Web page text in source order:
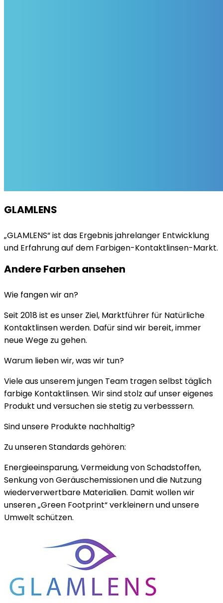
GLAMLENS
„GLAMLENS“ ist das Ergebnis jahrelanger Entwicklung
und Erfahrung auf dem Farbigen-Kontaktlinsen-Markt.
Andere Farben ansehen
Wie fangen wir an?
Seit 2018 ist es unser Ziel, Marktführer für Natürliche
Kontaktlinsen werden. Dafür sind wir bereit, immer
neue Wege zu gehen.
Warum lieben wir, was wir tun?
Viele aus unserem jungen Team tragen selbst täglich
farbige Kontaktlinsen. Wir sind stolz auf unser eigenes
Produkt und versuchen sie stetig zu verbesssern.
Sind unsere Produkte nachhaltig?
Zu unseren Standards gehören:
Energieeinsparung, Vermeidung von Schadstoffen,
Senkung von Geräuschemissionen und die Nutzung
wiederverwertbare Materialien. Damit wollen wir
unseren „Green Footprint“ verkleinern und unsere
Umwelt schützen.